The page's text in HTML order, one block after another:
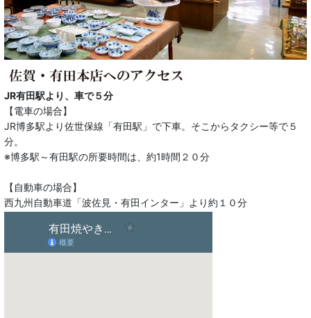
JR有田駅より、車で５分
【電車の場合】
JR博多駅より佐世保線「有田駅」で下車。そこからタクシー等で５
分。
※博多駅～有田駅の所要時間は、約1時間２０分
【自動車の場合】
西九州自動車道「波佐見・有田インター」より約１０分